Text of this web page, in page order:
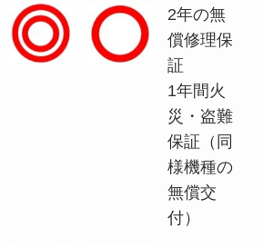
2年の無
償修理保
証
1年間火
災・盗難
保証（同
様機種の
無償交
付）